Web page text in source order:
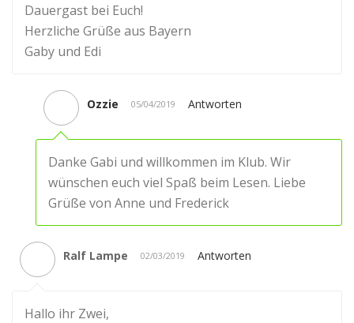
Dauergast bei Euch!
Herzliche Grüße aus Bayern
Gaby und Edi
Ozzie 05/04/2019 Antworten
Danke Gabi und willkommen im Klub. Wir
wünschen euch viel Spaß beim Lesen. Liebe
Grüße von Anne und Frederick
Ralf Lampe 02/03/2019 Antworten
Hallo ihr Zwei,